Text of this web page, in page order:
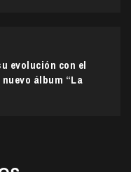
evolución con el
álbum “La